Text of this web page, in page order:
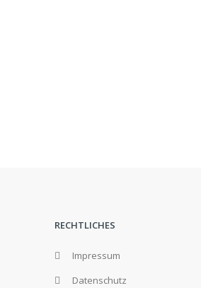
RECHTLICHES
Impressum
Datenschutz